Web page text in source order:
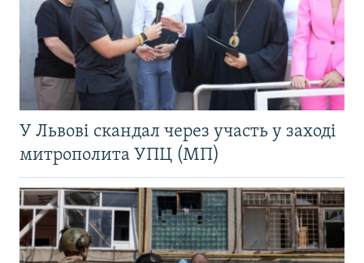
У Львові скандал через участь у заході
митрополита УПЦ (МП)